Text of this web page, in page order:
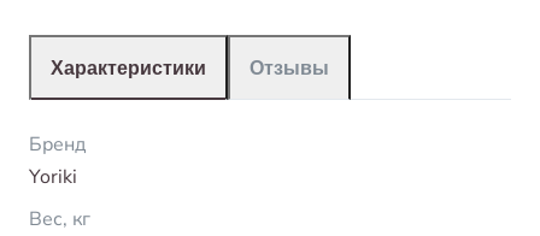
Характеристики Отзывы
Бренд
Yoriki
Вес, кг